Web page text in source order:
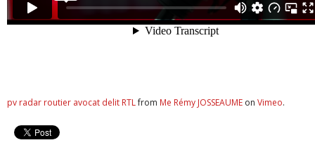
pv radar routier avocat delit RTLfrom Me Rémy JOSSEAUME on Vimeo.